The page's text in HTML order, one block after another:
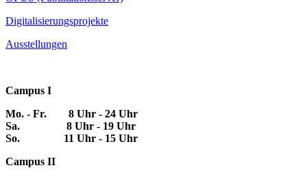
Digitalisierungsprojekte
Ausstellungen
Campus I
Mo. - Fr. 8 Uhr - 24 Uhr
Sa. 8 Uhr - 19 Uhr
So. 11 Uhr - 15 Uhr
Campus II